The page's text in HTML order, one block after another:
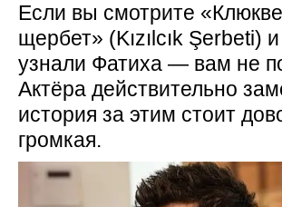
Если вы смотрите
щербет» (Kızılcık Şerbeti)
узнали Фатиха — вам не
Актёра действительно
история за этим стоит
громкая.